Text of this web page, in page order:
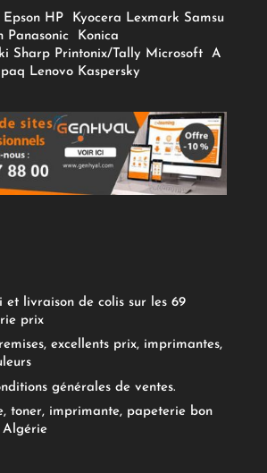
Epson HP Kyocera Lexmark Samsu
Panasonic
Konica
Sharp Printonix/Tally Microsoft
A
Lenovo Kaspersky
et livraison de colis sur les 69
prix
excellents prix, imprimantes,
générales de ventes.
toner, imprimante, papeterie bon
Algérie